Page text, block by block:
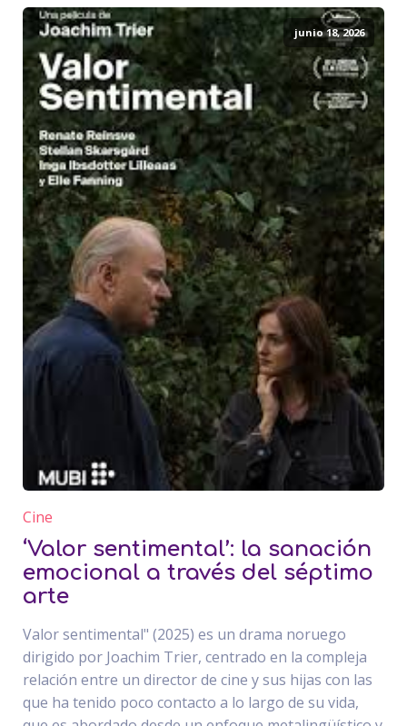
junio 18, 2026
Cine
‘Valor sentimental’: la sanación
emocional a través del séptimo
arte
Valor sentimental" (2025) es un drama noruego
dirigido por Joachim Trier, centrado en la compleja
relación entre un director de cine y sus hijas con las
que ha tenido poco contacto a lo largo de su vida,